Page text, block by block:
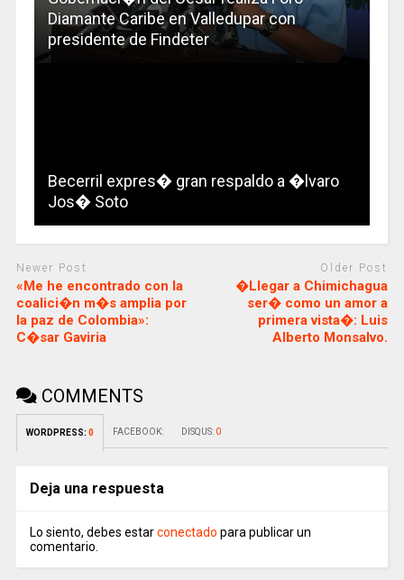
Diamante Caribe en Valledupar con
presidente de Findeter
Becerril expres� gran respaldo a �lvaro
Jos� Soto
Newer Post
«Me he encontrado con la
coalici�n m�s amplia por
la paz de Colombia»:
C�sar Gaviria
Older Post
�Llegar a Chimichagua
ser� como un amor a
primera vista�: Luis
Alberto Monsalvo.
COMMENTS
WORDPRESS: 0 FACEBOOK: DISQUS: 0
Deja una respuesta
Lo siento, debes estarconectado para publicar un
comentario.